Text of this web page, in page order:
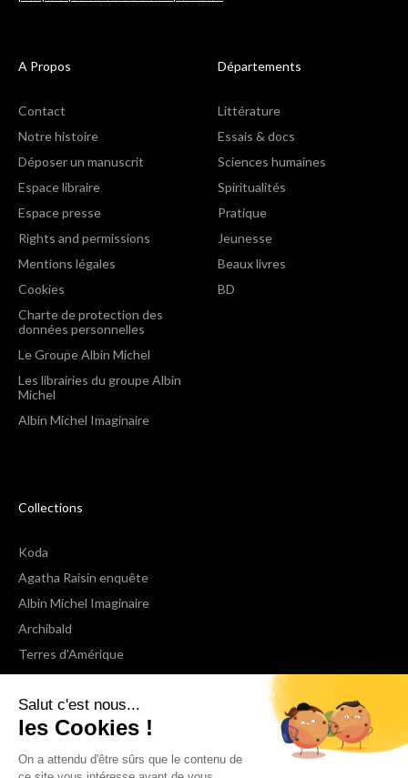
Salut c'est nous...
les Cookies !
On a attendu d'être sûrs que le contenu de
A Propos
Contact
Notre histoire
Déposer un manuscrit
Espace libraire
Espace presse
Rights and permissions
Mentions légales
Cookies
Charte de protection des
données personnelles
Le Groupe Albin Michel
Les librairies du groupe Albin
Michel
Albin Michel Imaginaire
Départements
Littérature
Essais & docs
Sciences humaines
Spiritualités
Pratique
Jeunesse
Beaux livres
BD
Collections
Koda
Agatha Raisin enquête
Albin Michel Imaginaire
Archibald
Terres d'Amérique
Espaces Libres Poche
NOX
Wiz
Voir toutes les collections